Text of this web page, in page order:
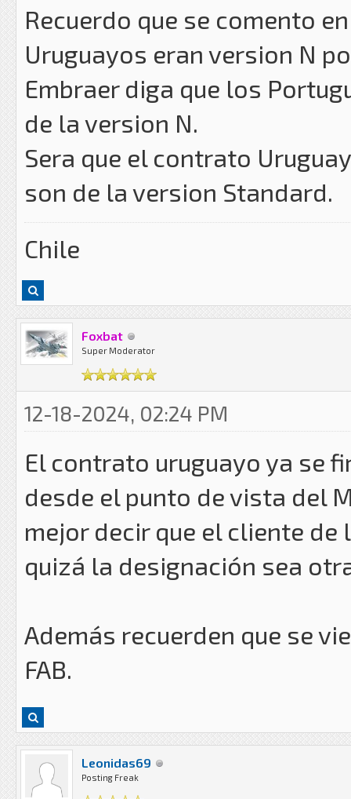
Recuerdo que se comento
Uruguayos eran version N
Embraer diga que los
de la version N.
Sera que el contrato
son de la version Standard.
Chile
Foxbat
Super Moderator
12-18-2024, 02:24 PM
El contrato uruguayo ya se
desde el punto de vista del
mejor decir que el cliente
quizá la designación sea
Además recuerden que se
FAB.
Leonidas69
Posting Freak